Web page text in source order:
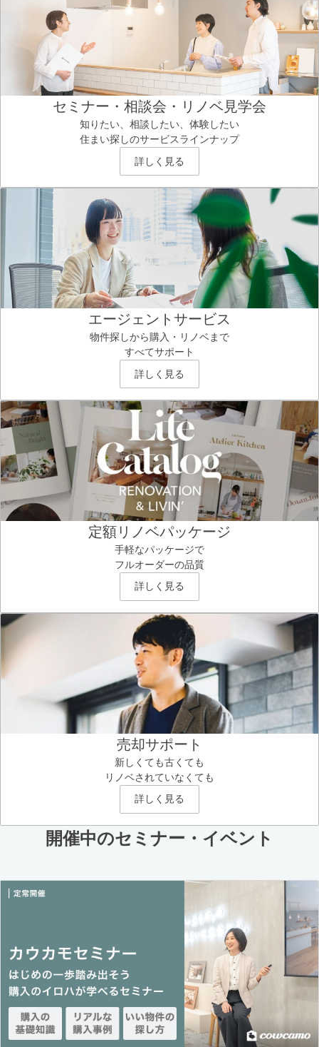
セミナー・相談会・リノベ見学会
知りたい、相談したい、体験したい
住まい探しのサービスラインナップ
詳しく見る
エージェントサービス
物件探しから購入・リノベまで
すべてサポート
詳しく見る
定額リノベパッケージ
手軽なパッケージで
フルオーダーの品質
詳しく見る
売却サポート
新しくても古くても
リノベされていなくても
詳しく見る
開催中のセミナー・イベント